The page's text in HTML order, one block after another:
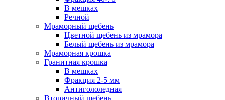
В мешках
Речной
Мраморный щебень
Цветной щебень из мрамора
Белый щебень из мрамора
Мраморная крошка
Гранитная крошка
В мешках
Фракция 2-5 мм
Антигололедная